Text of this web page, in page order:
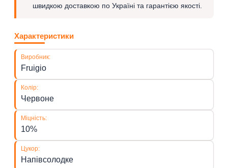
швидкою доставкою по Україні та гарантією якості.
Характеристики
Виробник:
Fruigio
Колір:
Червоне
Міцність:
10%
Цукор:
Напівсолодке